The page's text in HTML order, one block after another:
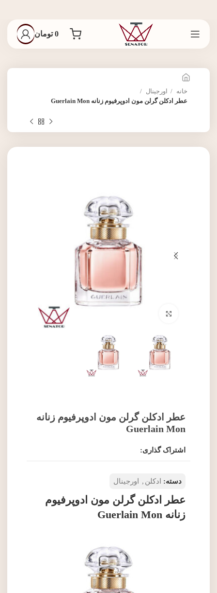
0 تومان
خانه
اورجینال
عطر ادکلن گرلن مون ادوپرفیوم زنانه Guerlain Mon
عطر ادکلن گرلن مون ادوپرفیوم زنانه
Guerlain Mon
اشتراک گذاری:
دسته: ادکلن , اورجینال
عطر ادکلن گرلن مون ادوپرفیوم
زنانه Guerlain Mon